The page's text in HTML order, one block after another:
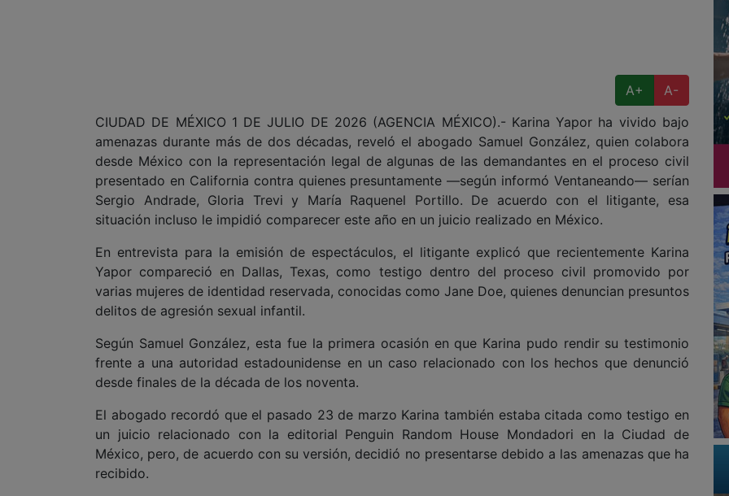
A+
A-
CIUDAD DE MÉXICO 1 DE JULIO DE 2026 (AGENCIA MÉXICO).- Karina Yapor ha vivido bajo
amenazas durante más de dos décadas, reveló el abogado Samuel González, quien colabora
desde México con la representación legal de algunas de las demandantes en el proceso civil
presentado en California contra quienes presuntamente —según informó Ventaneando— serían
Sergio Andrade, Gloria Trevi y María Raquenel Portillo. De acuerdo con el litigante, esa
situación incluso le impidió comparecer este año en un juicio realizado en México.
En entrevista para la emisión de espectáculos, el litigante explicó que recientemente Karina
Yapor compareció en Dallas, Texas, como testigo dentro del proceso civil promovido por
varias mujeres de identidad reservada, conocidas como Jane Doe, quienes denuncian presuntos
delitos de agresión sexual infantil.
Según Samuel González, esta fue la primera ocasión en que Karina pudo rendir su testimonio
frente a una autoridad estadounidense en un caso relacionado con los hechos que denunció
desde finales de la década de los noventa.
El abogado recordó que el pasado 23 de marzo Karina también estaba citada como testigo en
un juicio relacionado con la editorial Penguin Random House Mondadori en la Ciudad de
México, pero, de acuerdo con su versión, decidió no presentarse debido a las amenazas que ha
recibido.